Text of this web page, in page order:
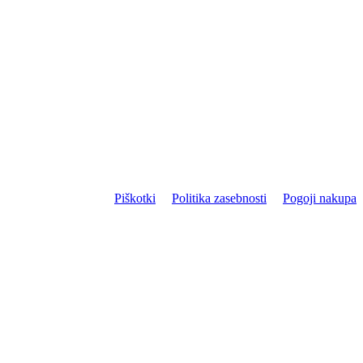
Piškotki
Politika zasebnosti Pogoji nakupa